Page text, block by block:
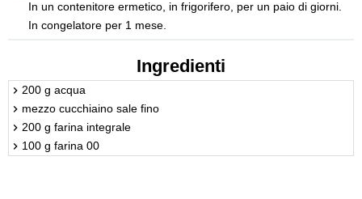
In un contenitore ermetico, in frigorifero, per un paio di giorni.
In congelatore per 1 mese.
Ingredienti
200 g acqua
mezzo cucchiaino sale fino
200 g farina integrale
100 g farina 00